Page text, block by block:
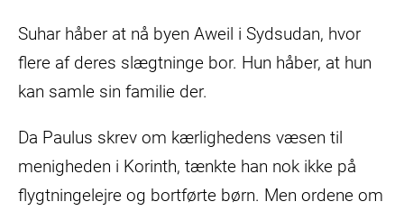
Suhar håber at nå byen Aweil i Sydsudan, hvor
flere af deres slægtninge bor. Hun håber, at hun
kan samle sin familie der.
Da Paulus skrev om kærlighedens væsen til
menigheden i Korinth, tænkte han nok ikke på
flygtningelejre og bortførte børn. Men ordene om